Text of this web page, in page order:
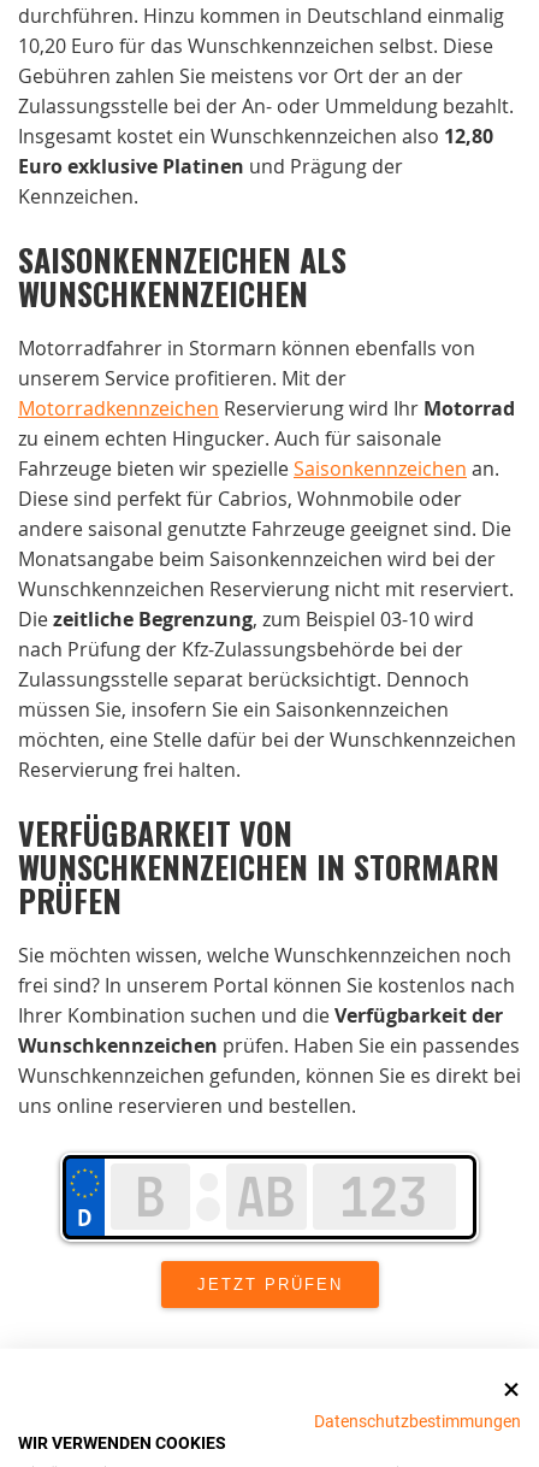
durchführen. Hinzu kommen in Deutschland einmalig
10,20 Euro für das Wunschkennzeichen selbst. Diese
Gebühren zahlen Sie meistens vor Ort der an der
Zulassungsstelle bei der An- oder Ummeldung bezahlt.
Insgesamt kostet ein Wunschkennzeichen also 12,80
Euro exklusive Platinen und Prägung der
Kennzeichen.
SAISONKENNZEICHEN ALS
WUNSCHKENNZEICHEN
Motorradfahrer in Stormarn können ebenfalls von
unserem Service profitieren. Mit der
Motorradkennzeichen Reservierung wird Ihr Motorrad
zu einem echten Hingucker. Auch für saisonale
Fahrzeuge bieten wir spezielleSaisonkennzeichen an.
Diese sind perfekt für Cabrios, Wohnmobile oder
andere saisonal genutzte Fahrzeuge geeignet sind. Die
Monatsangabe beim Saisonkennzeichen wird bei der
Wunschkennzeichen Reservierung nicht mit reserviert.
Diezeitliche Begrenzung, zum Beispiel 03-10 wird
nach Prüfung der Kfz-Zulassungsbehörde bei der
Zulassungsstelle separat berücksichtigt. Dennoch
müssen Sie, insofern Sie ein Saisonkennzeichen
möchten, eine Stelle dafür bei der Wunschkennzeichen
Reservierung frei halten.
VERFÜGBARKEIT VON
WUNSCHKENNZEICHEN IN STORMARN
PRÜFEN
Sie möchten wissen, welche Wunschkennzeichen noch
frei sind? In unserem Portal können Sie kostenlos nach
Ihrer Kombination suchen und dieVerfügbarkeit der
Wunschkennzeichen prüfen. Haben Sie ein passendes
Wunschkennzeichen gefunden, können Sie es direkt bei
uns online reservieren und bestellen.
und Benutzerfreundlichkeit ein.
Unser Ziel ist es, den
Datenschutzbestimmungen
WIR VERWENDEN COOKIES